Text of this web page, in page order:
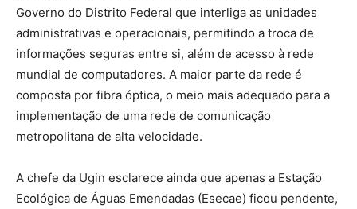
Governo do Distrito Federal que interliga as unidades
administrativas e operacionais, permitindo a troca de
informações seguras entre si, além de acesso à rede
mundial de computadores. A maior parte da rede é
composta por fibra óptica, o meio mais adequado para a
implementação de uma rede de comunicação
metropolitana de alta velocidade.
A chefe da Ugin esclarece ainda que apenas a Estação
Ecológica de Águas Emendadas (Esecae) ficou pendente,